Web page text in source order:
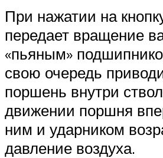
При нажатии на
передает вращение
«пьяным»
свою очередь
поршень внутри
движении поршня
ним и ударником
давление воздуха.